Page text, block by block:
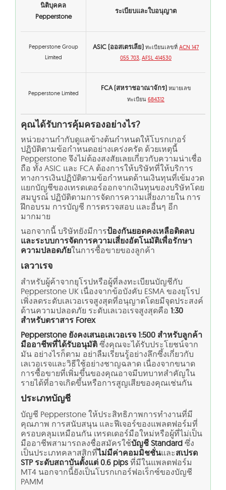
นิติบุคคล
Pepperstone
ระเบียบและใบอนุญาต
Pepperstone Group
Limited
ASIC (ออสเตรเลีย) ทะเบียนเลขที่ ACN 147
055 703 AFSL 414530
Pepperstone Limited
FCA (สหราชอาณาจักร) หมายเลข
ทะเบียน 684312
คุณได้รับการคุ้มครองอย่างไร?
หน่วยงานกำกับดูแลข้างต้นกำหนดให้โบรกเกอร์
ปฏิบัติตามข้อกำหนดอย่างเคร่งครัด ด้วยเหตุนี้
Pepperstone จึงไม่ต้องสงสัยเลยเกี่ยวกับความน่าเชื่อ
ถือ ทั้ง ASIC และ FCA ต้องการให้บริษัทที่ให้บริการ
ทางการเงินปฏิบัติตามข้อกำหนดด้านเงินทุนที่เข้มงวด
แยกบัญชีของเทรดเดอร์ออกจากเงินทุนของบริษัทโดย
สมบูรณ์ ปฏิบัติตามการจัดการความเสี่ยงภายใน การ
ฝึกอบรม การบัญชี การตรวจสอบ และอื่นๆ อีก
มากมาย
นอกจากนี้ บริษัทยังมีการป้องกันยอดคงเหลือติดลบ
และระบบการจัดการความเสี่ยงอัตโนมัติเพื่อรักษา
ความปลอดภัยในการซื้อขายของลูกค้า
เลวาเรจ
สำหรับผู้ค้าจากยุโรปหรือผู้ที่ลงทะเบียนบัญชีกับ
Pepperstone UK เนื่องจากข้อบังคับ ESMA ของยุโรป
เพิ่งลดระดับเลเวอเรจสูงสุดที่อนุญาตโดยมีจุดประสงค์
ด้านความปลอดภัย ระดับเลเวอเรจสูงสุดคือ 1:30
สำหรับตราสาร Forex
Pepperstone ยังคงเสนอเลเวอเรจ 1:500 สำหรับลูกค้า
มืออาชีพที่ได้รับอนุมัติ ซึ่งคุณจะได้รับประโยชน์จาก
มัน อย่างไรก็ตาม อย่าลืมเรียนรู้อย่างลึกซึ้งเกี่ยวกับ
เลเวอเรจและวิธีใช้อย่างชาญฉลาด เนื่องจากขนาด
การซื้อขายที่เพิ่มขึ้นของคุณอาจมีบทบาทสำคัญใน
รายได้ที่อาจเกิดขึ้นหรือการสูญเสียของคุณเช่นกัน
ประเภทบัญชี
บัญชี Pepperstone ให้ประสิทธิภาพการทำงานที่มี
คุณภาพ การสนับสนุน และฟีเจอร์ของแพลตฟอร์มที่
ครอบคลุมเหมือนกัน เทรดเดอร์มือใหม่หรือผู้ที่ไม่เป็น
มืออาชีพสามารถลงชื่อสมัครใช้บัญชี Standard ซึ่ง
เป็นประเภทคลาสสิกที่ไม่มีค่าคอมมิชชั่นและสเปรด
STP ระดับสถาบันตั้งแต่ 0.6 pips ที่มีในแพลตฟอร์ม
MT4 นอกจากนี้ยังเป็นโบรกเกอร์ฟอเร็กซ์ของบัญชี
PAMM